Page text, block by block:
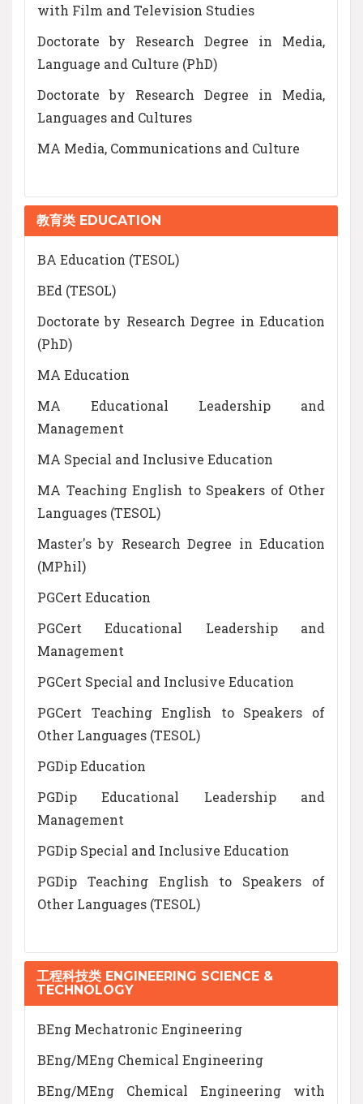
with Film and Television Studies
Doctorate by Research Degree in Media,
Language and Culture (PhD)
Doctorate by Research Degree in Media,
Languages and Cultures
MA Media, Communications and Culture
教育类 EDUCATION
BA Education (TESOL)
BEd (TESOL)
Doctorate by Research Degree in Education
(PhD)
MA Education
MA Educational Leadership and
Management
MA Special and Inclusive Education
MA Teaching English to Speakers of Other
Languages (TESOL)
Master's by Research Degree in Education
(MPhil)
PGCert Education
PGCert Educational Leadership and
Management
PGCert Special and Inclusive Education
PGCert Teaching English to Speakers of
Other Languages (TESOL)
PGDip Education
PGDip Educational Leadership and
Management
PGDip Special and Inclusive Education
PGDip Teaching English to Speakers of
Other Languages (TESOL)
工程科技类 ENGINEERING SCIENCE &
TECHNOLOGY
BEng Mechatronic Engineering
BEng/MEng Chemical Engineering
BEng/MEng Chemical Engineering with